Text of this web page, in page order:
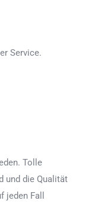
Service.
Tolle
und die Qualität
jeden Fall